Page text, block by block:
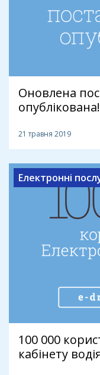
Оновлена
опублікована!
21 травня 2019
Електронні
100 000
кабінету